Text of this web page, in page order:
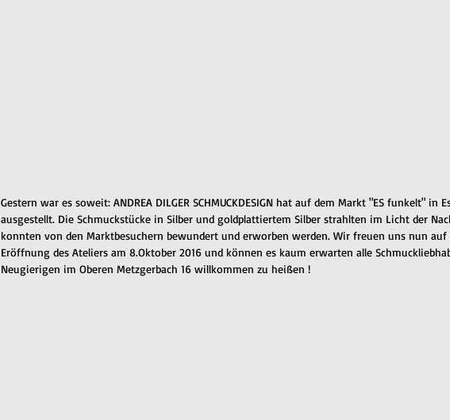
Gestern war es soweit: ANDREA DILGER SCHMUCKDESIGN hat auf dem Markt "ES funkelt" in
ausgestellt. Die Schmuckstücke in Silber und goldplattiertem Silber strahlten im Licht der
konnten von den Marktbesuchern bewundert und erworben werden. Wir freuen uns nun auf
Eröffnung des Ateliers am 8.Oktober 2016 und können es kaum erwarten alle
Neugierigen im Oberen Metzgerbach 16 willkommen zu heißen !